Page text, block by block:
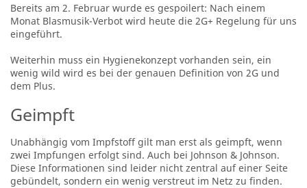
Bereits am 2. Februar wurde es gespoilert: Nach einem
Monat Blasmusik-Verbot wird heute die 2G+ Regelung für uns
eingeführt.
Weiterhin muss ein Hygienekonzept vorhanden sein, ein
wenig wild wird es bei der genauen Definition von 2G und
dem Plus.
Geimpft
Unabhängig vom Impfstoff gilt man erst als geimpft, wenn
zwei Impfungen erfolgt sind. Auch bei Johnson & Johnson.
Diese Informationen sind leider nicht zentral auf einer Seite
gebündelt, sondern ein wenig verstreut im Netz zu finden.